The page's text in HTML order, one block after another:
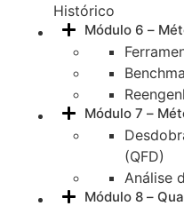
Histórico
Módulo 6 –
Módulo 7 –
(QFD)
Análise
Módulo 8 –